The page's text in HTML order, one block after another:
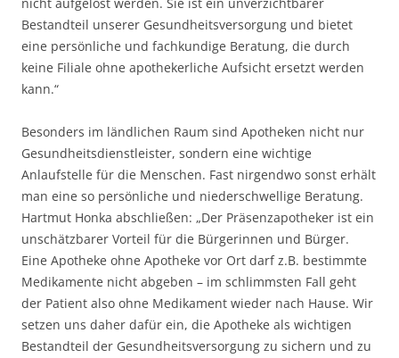
nicht aufgelöst werden. Sie ist ein unverzichtbarer
Bestandteil unserer Gesundheitsversorgung und bietet
eine persönliche und fachkundige Beratung, die durch
keine Filiale ohne apothekerliche Aufsicht ersetzt werden
kann.“
Besonders im ländlichen Raum sind Apotheken nicht nur
Gesundheitsdienstleister, sondern eine wichtige
Anlaufstelle für die Menschen. Fast nirgendwo sonst erhält
man eine so persönliche und niederschwellige Beratung.
Hartmut Honka abschließen: „Der Präsenzapotheker ist ein
unschätzbarer Vorteil für die Bürgerinnen und Bürger.
Eine Apotheke ohne Apotheke vor Ort darf z.B. bestimmte
Medikamente nicht abgeben – im schlimmsten Fall geht
der Patient also ohne Medikament wieder nach Hause. Wir
setzen uns daher dafür ein, die Apotheke als wichtigen
Bestandteil der Gesundheitsversorgung zu sichern und zu